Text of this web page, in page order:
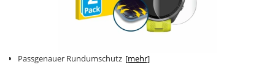
Passgenauer Rundumschutz [mehr]